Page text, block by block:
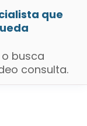
que
busca
consulta.